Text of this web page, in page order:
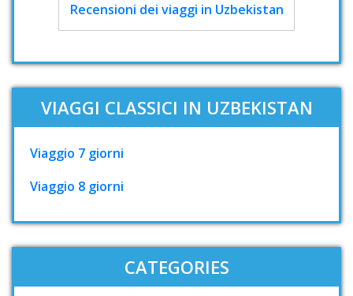
Recensioni dei viaggi in Uzbekistan
VIAGGI CLASSICI IN UZBEKISTAN
Viaggio 7 giorni
Viaggio 8 giorni
CATEGORIES